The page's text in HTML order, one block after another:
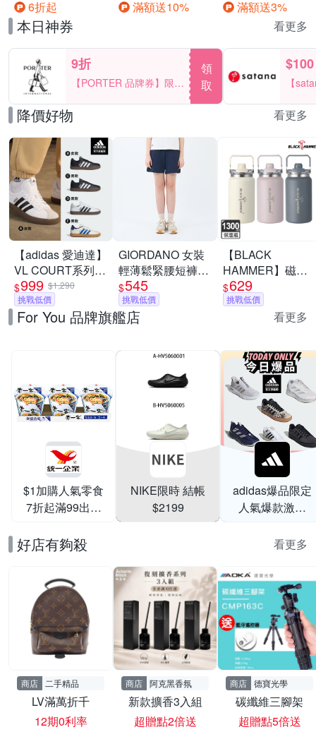
6折起 滿額送10%
(鋅錠)滿額送3%
本日神券 看更多
9折
【PORTER 品牌券】限時
2天 滿2000享9折
領
取
$100
【
一件
降價好物 看更多
【adidas 愛迪達】
VL COURT系列
運動休閒鞋 男鞋/
女鞋 (多款任選)
$999 $1,290
挑戰低價
GIORDANO 女裝
輕薄鬆緊腰短褲
【四色任選】
$545
挑戰低價
【BLACK
HAMMER】磁吸
大容量手提不鏽鋼
保溫保冰雙飲杯
1300ML(三色任選)
$629
挑戰低價
For You 品牌旗艦店 看更多
$1加購人氣零食
7折起滿99出貨
NIKE限時 結帳
$2199
adidas爆品限定
人氣爆款激降
好店有夠殺 看更多
商店 二手精品
LV滿萬折千
12期0利率
商店 阿克黑香氛
新款擴香3入組
超贈點2倍送
商店 德寶光學
碳纖維三腳架
超贈點5倍送